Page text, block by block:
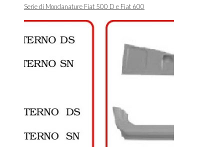
Serie di Mondanature Fiat 500 D e Fiat 600